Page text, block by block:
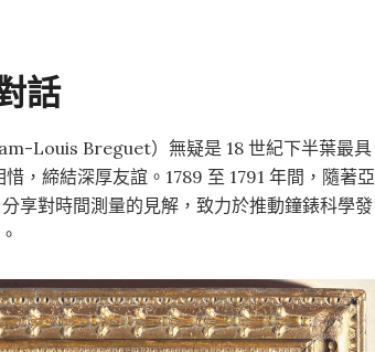
話
Louis Breguet）無疑是 18 世紀下半葉最具
，締結深厚友誼。1789 至 1791 年間，隨著亞
享對時間測量的見解，致力於推動鐘錶科學發